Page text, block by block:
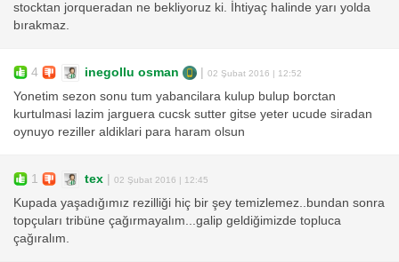
stocktan jorqueradan ne bekliyoruz ki. İhtiyaç halinde yarı yolda
bırakmaz.
4 inegollu osman 02 Şubat 2016 | 12:52
Yonetim sezon sonu tum yabancilara kulup bulup borctan
kurtulmasi lazim jarguera cucsk sutter gitse yeter ucude siradan
oynuyo reziller aldiklari para haram olsun
1 tex 02 Şubat 2016 | 12:45
Kupada yaşadığımız rezilliği hiç bir şey temizlemez..bundan sonra
topçuları tribüne çağırmayalım...galip geldiğimizde topluca
çağıralım.